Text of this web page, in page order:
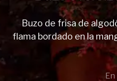
Flamas
Buzo de frisa de
flama bordado en la
En